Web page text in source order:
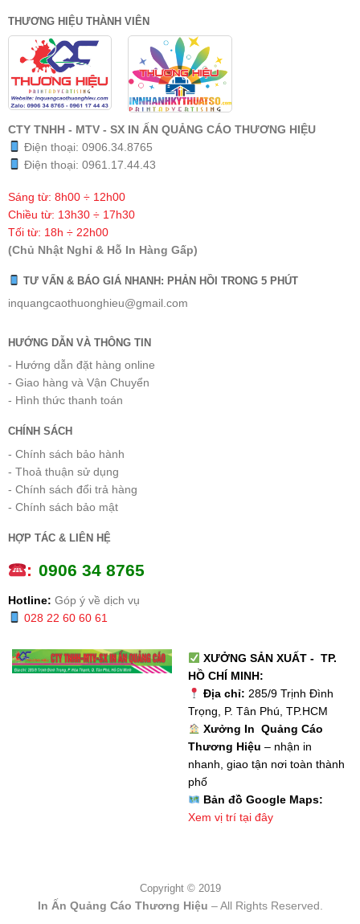
THƯƠNG HIỆU THÀNH VIÊN
CTY TNHH - MTV - SX IN ẤN QUẢNG CÁO THƯƠNG HIỆU
Điện thoại: 0906.34.8765
Điện thoại: 0961.17.44.43
Sáng từ: 8h00 ÷ 12h00
Chiều từ: 13h30 ÷ 17h30
Tối từ: 18h ÷ 22h00
(Chủ Nhật Nghỉ & Hỗ In Hàng Gấp)
TƯ VẤN & BÁO GIÁ NHANH: PHẢN HỒI TRONG 5 PHÚT
inquangcaothuonghieu@gmail.com
HƯỚNG DẪN VÀ THÔNG TIN
- Hướng dẫn đặt hàng online
- Giao hàng và Vận Chuyển
- Hình thức thanh toán
CHÍNH SÁCH
- Chính sách bảo hành
- Thoả thuận sử dụng
- Chính sách đổi trả hàng
- Chính sách bảo mật
HỢP TÁC & LIÊN HỆ
: 0906 34 8765
Hotline: Góp ý về dịch vụ
028 22 60 60 61
XƯỞNG SẢN XUẤT - TP.
HỒ CHÍ MINH:
Địa chỉ: 285/9 Trịnh Đình
Trọng, P. Tân Phú, TP.HCM
Xưởng In Quảng Cáo
Thương Hiệu – nhận in
nhanh, giao tận nơi toàn thành
phố
Bản đồ Google Maps:
Xem vị trí tại đây
Copyright © 2019
In Ấn Quảng Cáo Thương Hiệu – All Rights Reserved.